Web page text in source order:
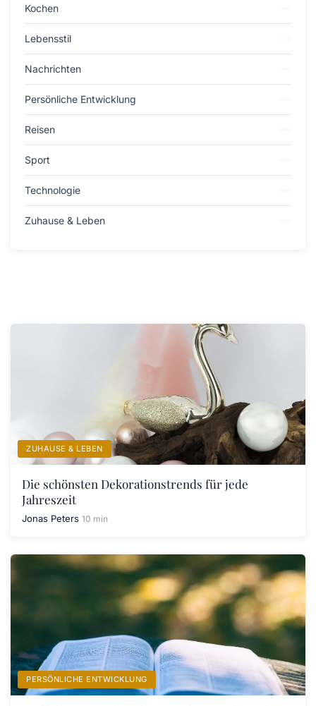
Kochen
Lebensstil
Nachrichten
Persönliche Entwicklung
Reisen
Sport
Technologie
Zuhause & Leben
ZUHAUSE & LEBEN
Die schönsten Dekorationstrends für jede
Jahreszeit
Jonas Peters 10 min
PERSÖNLICHE ENTWICKLUNG